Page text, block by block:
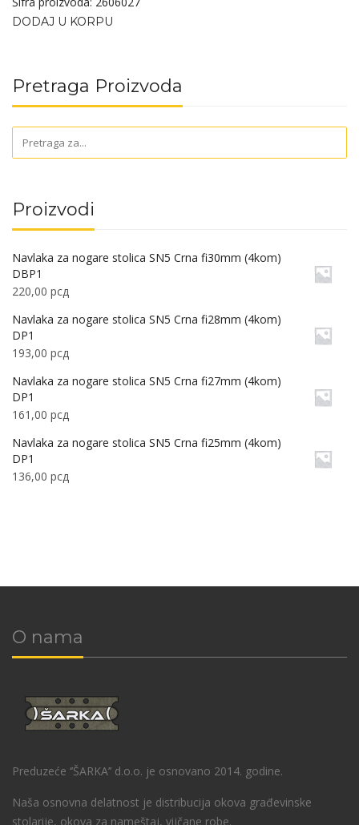
DODAJ U KORPU
Pretraga Proizvoda
Proizvodi
Navlaka za nogare stolica SN5 Crna fi30mm (4kom)
DBP1
220,00 рсд
Navlaka za nogare stolica SN5 Crna fi28mm (4kom)
DP1
193,00 рсд
Navlaka za nogare stolica SN5 Crna fi27mm (4kom)
DP1
161,00 рсд
Navlaka za nogare stolica SN5 Crna fi25mm (4kom)
DP1
136,00 рсд
O nama
Preduzeće ‘’ŠARKA’’ d.o.o. je osnovano 2014. godine.
Naša osnovna delatnost je distribucija okova građevinske
stolarije, okova za nameštaj, vijčane robe.